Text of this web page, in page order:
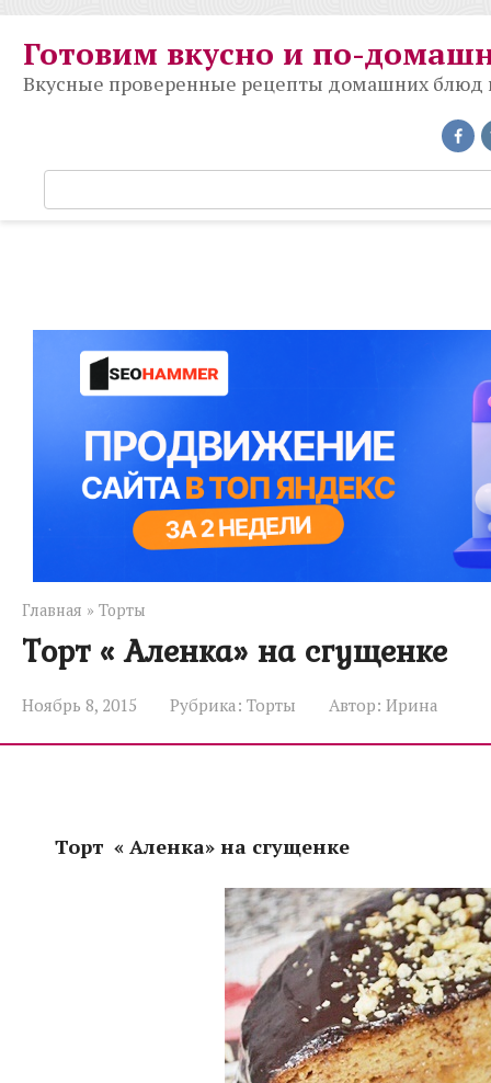
контенту
Готовим вкусно и по-
Вкусные проверенные рецепты домашних блюд
о
Главная » Торты
Торт « Аленка» на сгущенке
Ноябрь 8, 2015 Рубрика: Торты Автор: Ирина
Торт « Аленка» на сгущенке